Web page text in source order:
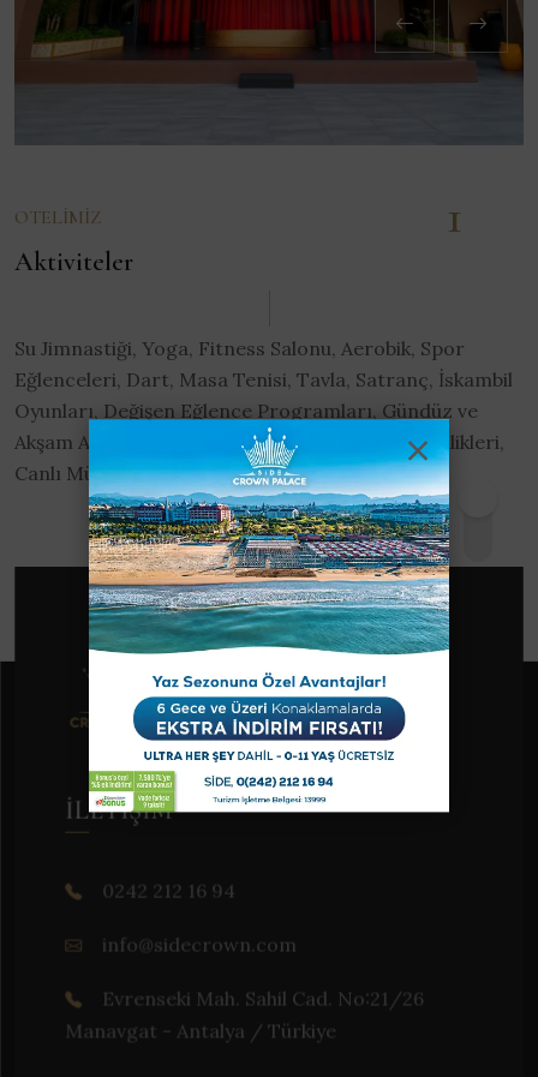
OTELIMIZ
Aktiviteler
Su Jimnastiği, Yoga, Fitness Salonu, Aerobik, Spor
Eğlenceleri, Dart, Masa Tenisi, Tavla, Satranç, İskambil
Oyunları, Değişen Eğlence Programları, Gündüz ve
Akşam Animasyonları, Gece ve After Show Etkinlikleri,
Canlı Müzik
1
İLETIŞIM
0242 212 16 94
info@sidecrown.com
Evrenseki Mah. Sahil Cad. No:21/26
Manavgat - Antalya / Türkiye